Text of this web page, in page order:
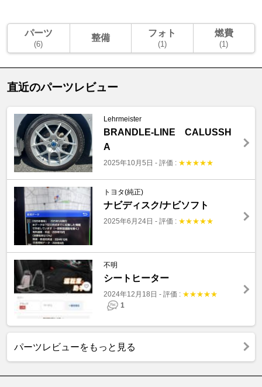
パーツ
(6)
整備 フォト
(1)
燃費
(1)
直近のパーツレビュー
Lehrmeister
BRANDLE-LINE CALUSSH
A
2025年10月5日 - 評価 : ★★★★★
トヨタ(純正)
ナビディスク/ナビソフト
2025年6月24日 - 評価 : ★★★★★
不明
シートヒーター
2024年12月18日 - 評価 : ★★★★★
1
パーツレビューをもっと見る